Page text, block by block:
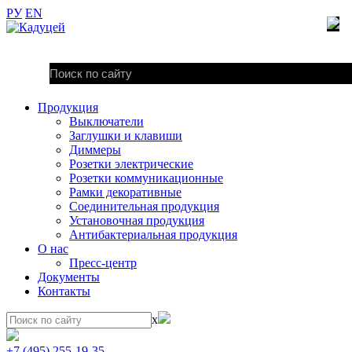
РУ EN
Продукция
Выключатели
Заглушки и клавиши
Диммеры
Розетки электрические
Розетки коммуникационные
Рамки декоративные
Соединительная продукция
Установочная продукция
Антибактериальная продукция
О нас
Пресс-центр
Документы
Контакты
x